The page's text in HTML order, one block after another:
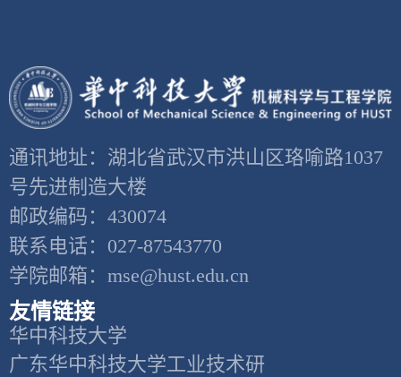
通讯地址：湖北省武汉市洪山区珞喻路1037
号先进制造大楼
邮政编码：430074
联系电话：027-87543770
学院邮箱：mse@hust.edu.cn
友情链接
华中科技大学
广东华中科技大学工业技术研